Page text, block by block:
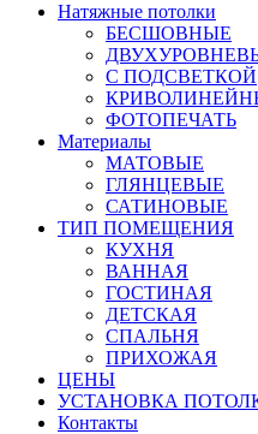
Натяжные потолки
БЕСШОВНЫЕ
С ПОДСВЕТКОЙ
ФОТОПЕЧАТЬ
Материалы
МАТОВЫЕ
ГЛЯНЦЕВЫЕ
САТИНОВЫЕ
ТИП ПОМЕЩЕНИЯ
КУХНЯ
ВАННАЯ
ГОСТИНАЯ
ДЕТСКАЯ
СПАЛЬНЯ
ПРИХОЖАЯ
ЦЕНЫ
УСТАНОВКА
Контакты